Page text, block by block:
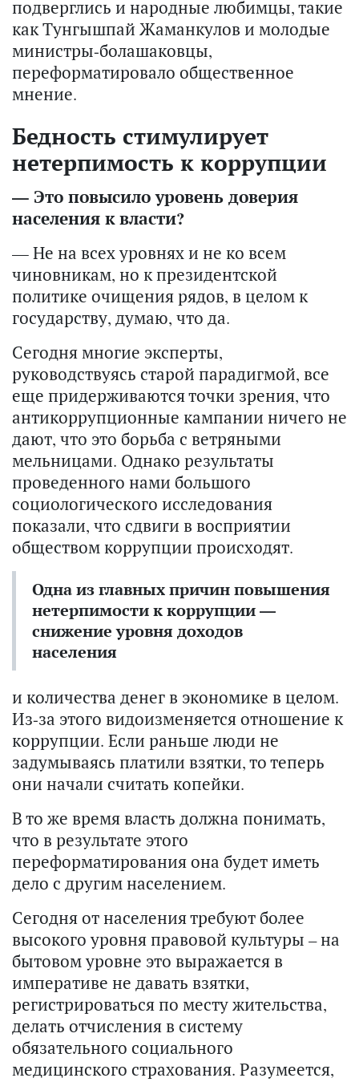
подверглись и народные любимцы, такие
как Тунгышпай Жаманкулов и молодые
министры-болашаковцы,
переформатировало общественное
мнение.
Бедность стимулирует
нетерпимость к коррупции
— Это повысило уровень доверия
населения к власти?
— Не на всех уровнях и не ко всем
чиновникам, но к президентской
политике очищения рядов, в целом к
государству, думаю, что да.
Сегодня многие эксперты,
руководствуясь старой парадигмой, все
еще придерживаются точки зрения, что
антикоррупционные кампании ничего не
дают, что это борьба с ветряными
мельницами. Однако результаты
проведенного нами большого
социологического исследования
показали, что сдвиги в восприятии
обществом коррупции происходят.
Одна из главных причин повышения
нетерпимости к коррупции —
снижение уровня доходов
населения
и количества денег в экономике в целом.
Из-за этого видоизменяется отношение к
коррупции. Если раньше люди не
задумываясь платили взятки, то теперь
они начали считать копейки.
В то же время власть должна понимать,
что в результате этого
переформатирования она будет иметь
дело с другим населением.
Сегодня от населения требуют более
высокого уровня правовой культуры – на
бытовом уровне это выражается в
императиве не давать взятки,
регистрироваться по месту жительства,
делать отчисления в систему
обязательного социального
медицинского страхования. Разумеется,